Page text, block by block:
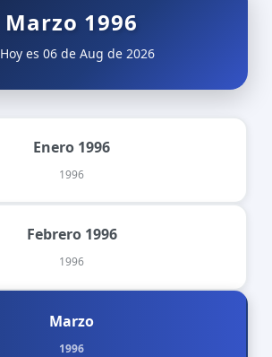
Marzo 1996
Hoy es 06 de Aug de 2026
Enero 1996
1996
Febrero 1996
1996
Marzo
1996